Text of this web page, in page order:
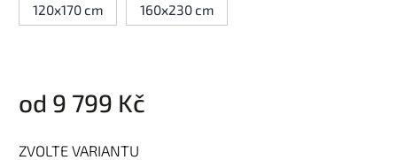
120x170 cm
160x230 cm
od 9 799 Kč
ZVOLTE VARIANTU